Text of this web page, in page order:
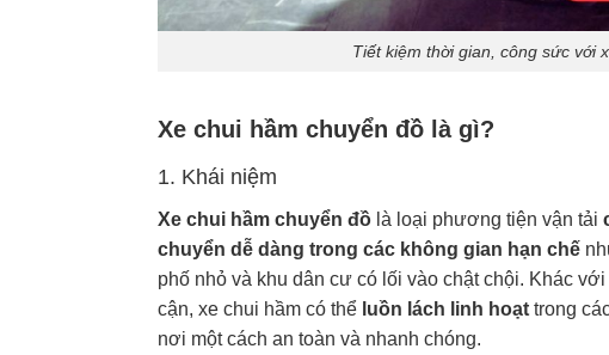
Tiết kiệm thời gian, công sức với
Xe chui hầm chuyển đồ là gì?
1. Khái niệm
Xe chui hầm chuyển đồ là loại phương tiện vận tải
chuyển dễ dàng trong các không gian hạn chế
phố nhỏ và khu dân cư có lối vào chật chội. Khác
cận, xe chui hầm có thể luồn lách linh hoạt trong
nơi một cách an toàn và nhanh chóng.